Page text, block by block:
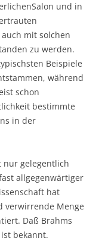
und in
mit solchen
zu werden.
Beispiele
während
schon
bestimmte
in der
nur gelegentlich
allgegenwärtiger
hat
verwirrende Menge
Daß Brahms
bekannt.